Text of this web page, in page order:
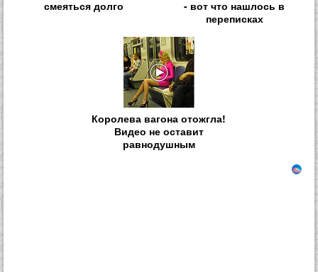
смеяться долго
- вот что нашлось в
переписках
Королева вагона отожгла!
Видео не оставит
равнодушным